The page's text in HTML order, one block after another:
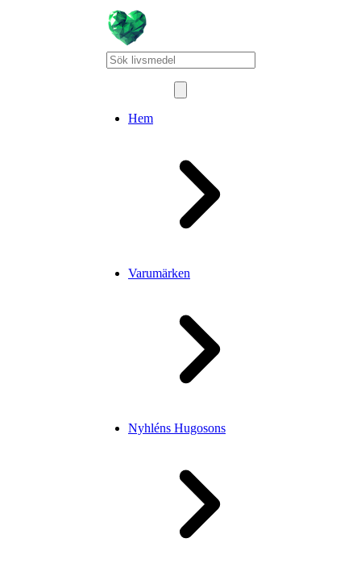
Hem
Varumärken
Nyhléns Hugosons